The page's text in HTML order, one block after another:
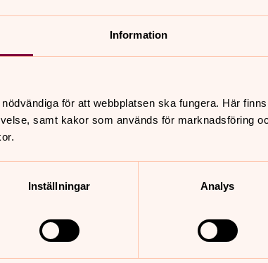
Information
för att webbplatsen ska fungera. Här
samt kakor som används för marknadsföring
Inställningar Analys
läsa om Svenska kyrkans insatser på norra
som känner oro, är ledsen eller ensam.